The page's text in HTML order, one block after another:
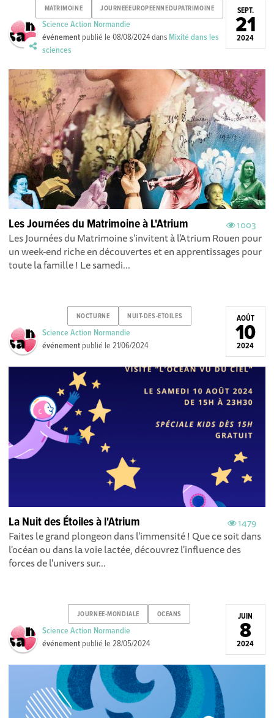
MATRIMOINE JOURNEEEUROPEENNEDUPATRIMOINE
Science Action Normandie
événement publié le08/08/2024dans Mixité dans les
sciences
SEPT.
21
2024
1003
Les Journées du Matrimoine à L'Atrium
Les Journées du Matrimoine s’invitent à l’Atrium Rouen pour
un week-end riche en découvertes et en apprentissages pour
toute la famille ! Le samedi...
NOCTURNE NUIT-DES-ETOILES
Science Action Normandie
événement publié le21/06/2024
AOÛT
10
2024
1479
La Nuit des Étoiles à l'Atrium
Faites le grand plongeon dans l'immensité ! Que ce soit dans
l'océan ou dans la voie lactée, découvrez l'influence des
forces de l'univers sur...
JOURNEE-MONDIALE OCEANS
Science Action Normandie
événement publié le28/05/2024
JUIN
8
2024